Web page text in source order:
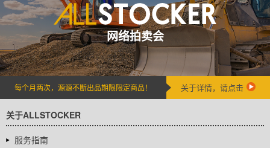
网络拍卖会
每个月两次，源源不断出品期限限定商品！ 关于详情，请点击
关于ALLSTOCKER
服务指南